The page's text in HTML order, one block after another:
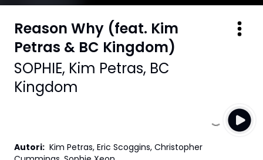
Reason Why (feat. Kim
Petras & BC Kingdom)
SOPHIE, Kim Petras, BC
Kingdom
Autori: Kim Petras, Eric Scoggins, Christopher